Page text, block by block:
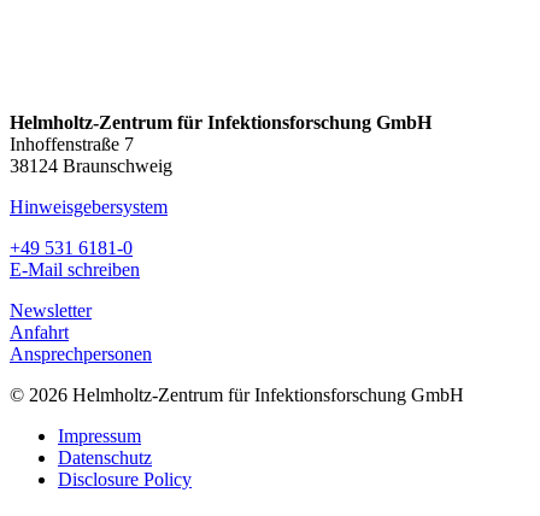
Helmholtz-Zentrum für Infektionsforschung GmbH
Inhoffenstraße 7
38124 Braunschweig
Hinweisgebersystem
+49 531 6181-0
E-Mail schreiben
Newsletter
Anfahrt
Ansprechpersonen
© 2026 Helmholtz-Zentrum für Infektionsforschung GmbH
Impressum
Datenschutz
Disclosure Policy